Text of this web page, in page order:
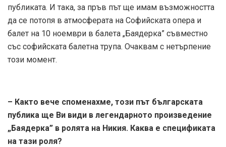
публиката. И така, за пръв път ще имам възможността
да се потопя в атмосферата на Софийската опера и
балет на 10 ноември в балета „Баядерка” съвместно
със софийската балетна трупа. Очаквам с нетърпение
този момент.
– Както вече споменахме, този път българската
публика ще Ви види в легендарното произведение
„Баядерка” в ролята на Никия. Каква е спецификата
на тази роля?